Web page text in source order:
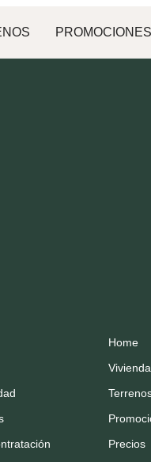
PROMOCIONES
Home
Precios